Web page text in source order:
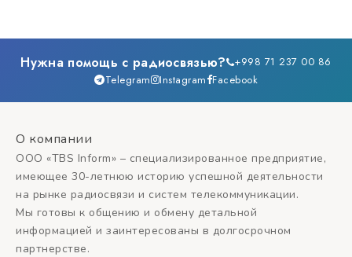
Нужна помощь с радиосвязью?
+998 71 237 00 86
Telegram
Instagram Facebook
О компании
ООО «TBS Inform» – специализированное предприятие,
имеющее 30-летнюю историю успешной деятельности
на рынке радиосвязи и систем телекоммуникации.
Мы готовы к общению и обмену детальной
информацией и заинтересованы в долгосрочном
партнерстве.